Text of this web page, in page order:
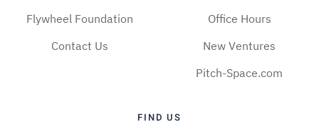
Flywheel Foundation
Contact Us
Office Hours
New Ventures
Pitch-Space.com
FIND US